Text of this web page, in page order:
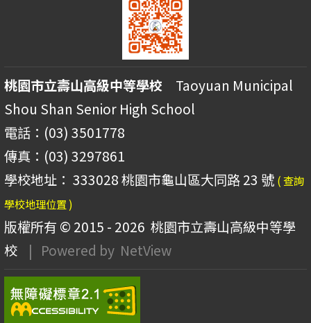
桃園市立壽山高級中等學校 Taoyuan Municipal
Shou Shan Senior High School
電話：(03) 3501778
傳真：(03) 3297861
學校地址： 333028 桃園市龜山區大同路 23 號 ( 查詢
學校地理位置 )
版權所有 © 2015 - 2026 桃園市立壽山高級中等學
校
| Powered by NetView